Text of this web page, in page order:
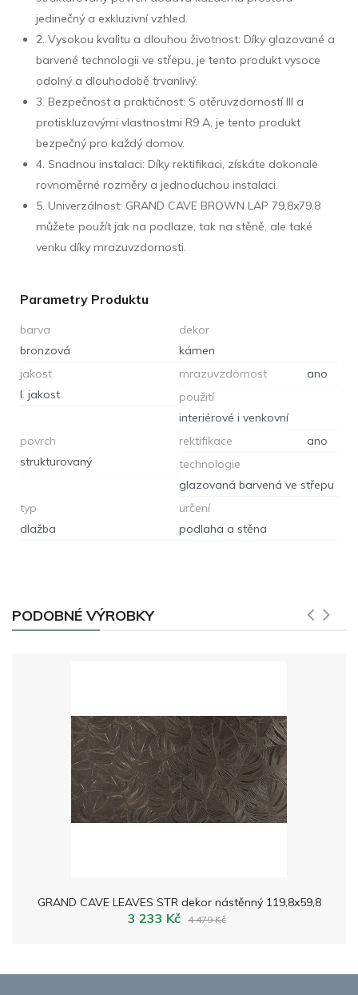
jedinečný a exkluzivní vzhled.
2. Vysokou kvalitu a dlouhou životnost: Díky glazované a
barvené technologii ve střepu, je tento produkt vysoce
odolný a dlouhodobě trvanlivý.
3. Bezpečnost a praktičnost: S otěruvzdorností III a
protiskluzovými vlastnostmi R9 A, je tento produkt
bezpečný pro každý domov.
4. Snadnou instalaci: Díky rektifikaci, získáte dokonale
rovnoměrné rozměry a jednoduchou instalaci.
5. Univerzálnost: GRAND CAVE BROWN LAP 79,8x79,8
můžete použít jak na podlaze, tak na stěně, ale také
venku díky mrazuvzdornosti.
Parametry Produktu
barva
bronzová
dekor
kámen
jakost
I. jakost
mrazuvzdornost
ano
použití
interiérové i venkovní
povrch
strukturovaný
rektifikace
ano
technologie
glazovaná barvená ve střepu
typ
dlažba
určení
podlaha a stěna
PODOBNÉ VÝROBKY
GRAND CAVE LEAVES STR dekor nástěnný 119,8x59,8
3 233 Kč 4 479 Kč